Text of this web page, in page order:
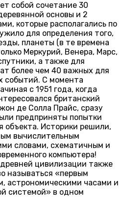
собой сочетание 30
основы и 2
которые располагались по
для определения того,
планеты (в те времена
Меркурий, Венера, Марс,
а также для
более чем 40 важных для
событий. С момента
с 1951 года, когда
британский
де Солла Прайс, сразу
предприняты попытки
объекта. Историки решили,
вычислительным
словами, схематичным и
компьютера!
цивилизации также
называться «первым
астрономическими часами и
системой» в одном